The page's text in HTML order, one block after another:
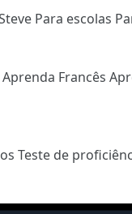
Para escolas
Aprenda Francês
Teste de